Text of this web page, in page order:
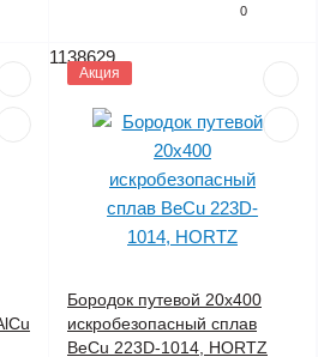
0
1138629
Акция
Бородок путевой 20х400
искробезопасный сплав
BeCu 223D-1014, HORTZ